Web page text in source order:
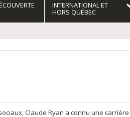
INTERNATIONAL ET
HORS QUÉBEC
Claude Ryan a connu une